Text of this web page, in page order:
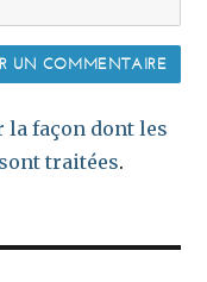
la façon dont les
traitées.